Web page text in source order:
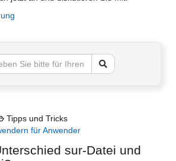
Tipps und Tricks
für Anwender
sur-Datei und